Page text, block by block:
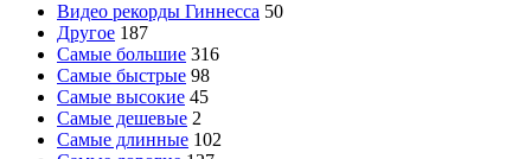
Видео рекорды Гиннесса 50
Другое 187
Самые большие 316
Самые быстрые 98
Самые высокие 45
Самые дешевые 2
Самые длинные 102